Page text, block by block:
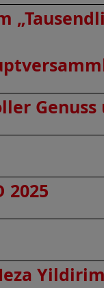
Genuss
2025
Yildirim